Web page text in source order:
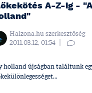
A-Z-ig - "A
Halzona.hu szerkesztőség
2011.03.12, 01:54
holland újságban találtunk